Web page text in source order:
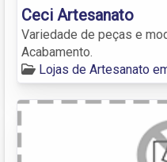
Ceci Artesanato
Variedade de peças e
Acabamento.
Lojas de Artesanato